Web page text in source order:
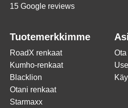
15 Google reviews
Tuotemerkkimme
RoadX renkaat
Kumho-renkaat
Blacklion
Otani renkaat
Starmaxx
Ota